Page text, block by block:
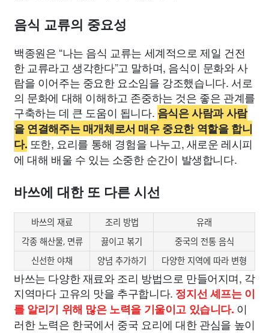
음식 교류의 중요성
백종원은 “나는 음식 교류는 세계적으로 제일 건전
한 교류라고 생각한다”고 말하며, 음식이 문화와 사
람을 이어주는 중요한 요소임을 강조했습니다. 서로
의 문화에 대해 이해하고 존중하는 것은 좋은 관계를
구축하는 데 큰 도움이 됩니다. 음식은 사람과 사람
을 연결해주는 매개체로서 매우 중요한 역할을 합니
다. 또한, 요리를 통해 경험을 나누고, 새로운 레시피
에 대해 배울 수 있는 소중한 순간이 발생합니다.
바쓰에 대한 또 다른 시선
바쓰의 재료 조리 방법
유래
각종 해산물, 면류
끓이고 볶기
중국의 전통 음식
신선한 야채
양념 추가하기 다양한 지역에 따라 변형
바쓰는 다양한 재료와 조리 방법으로 만들어지며, 각
지역마다 고유의 맛을 추구합니다. 정지선 셰프는 이
를 알리기 위해 많은 노력을 기울이고 있습니다. 이
러한 노력은 한국에서 중국 요리에 대한 관심을 높이